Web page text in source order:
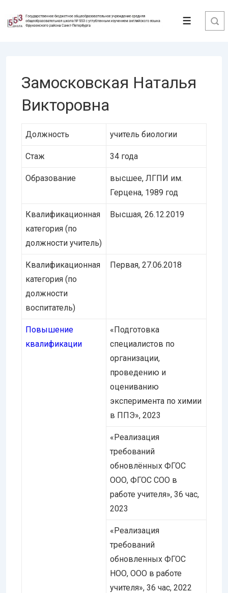
Перейти
Меню
Замосковская Наталья
Викторовна
Должность учитель биологии
Стаж 34 года
Образование
высшее, ЛГПИ им.
Герцена, 1989 год
Квалификационная
категория (по
должности учитель)
Высшая, 26.12.2019
Квалификационная
категория (по
должности
воспитатель)
Первая, 27.06.2018
Повышение
квалификации
«Подготовка
специалистов по
организации,
проведению и
оцениванию
эксперимента по химии
в ППЭ», 2023
«Реализация
требований
обновлённых ФГОС
ООО, ФГОС СОО в
работе учителя», 36 час,
2023
«Реализация
требований
обновленных ФГОС
НОО, ООО в работе
учителя», 36 час, 2022